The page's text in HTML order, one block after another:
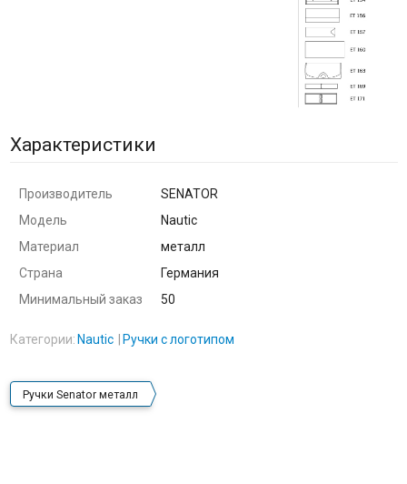
Характеристики
Производитель
SENATOR
Модель
Nautic
Материал
металл
Страна
Германия
Минимальный заказ
50
Категории:Nautic Ручки с логотипом
Ручки Senator металл